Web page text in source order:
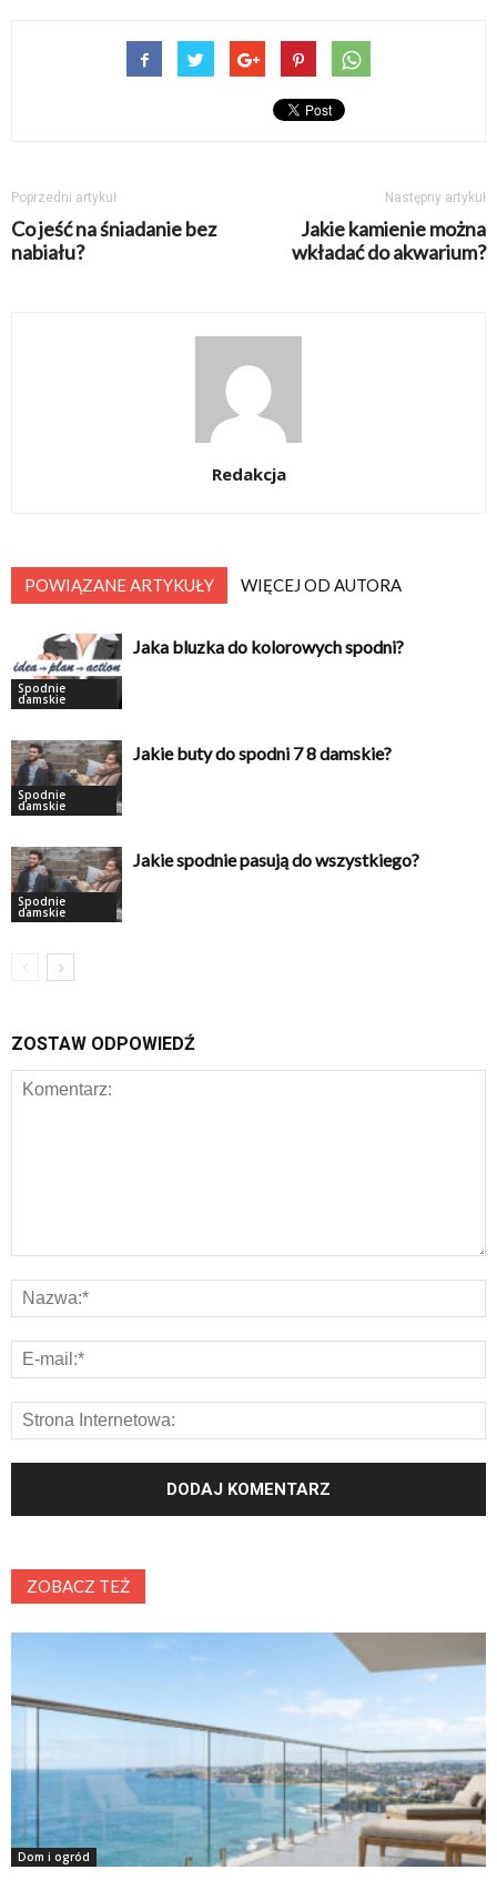
Poprzedni artykuł
Co jeść na śniadanie bez
nabiału?
Następny artykuł
Jakie kamienie można
wkładać do akwarium?
Redakcja
POWIĄZANE ARTYKUŁY WIĘCEJ OD AUTORA
Spodnie
damskie
Jaka bluzka do kolorowych spodni?
Spodnie
damskie
Jakie buty do spodni 7 8 damskie?
Spodnie
damskie
Jakie spodnie pasują do wszystkiego?
ZOSTAW ODPOWIEDŹ
ZOBACZ TEŻ
Dom i ogród